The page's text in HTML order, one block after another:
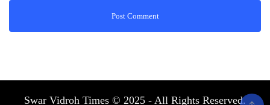
Swar Vidroh Times © 2025 - All Rights Reserved.